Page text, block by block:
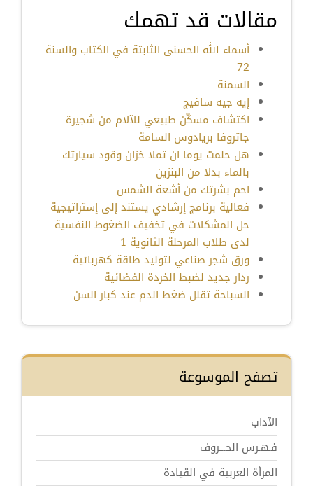
مقالات قد تهمك
أسماء الله الحسنى الثابتة في الكتاب والسنة
72
السمنة
إيه جيه سافيج
اكتشاف مسكّن طبيعي للآلام من شجيرة
جاتروفا بريادوس السامة
هل حلمت يوما ان تملا خزان وقود سيارتك
بالماء بدلا من البنزين
احم بشرتك من أشعة الشمس
فعالية برنامج إرشادي يستند إلى إستراتيجية
حل المشكلات في تخفيف الضغوط النفسية
لدى طلاب المرحلة الثانوية 1
ورق شجر صناعي لتوليد طاقة كهربائية
ردار جديد لضبط الخردة الفضائية
السباحة تقلل ضغط الدم عند كبار السن
تصفح الموسوعة
الآداب
فـهـرس الحـــروف
المرأة العربية في القيادة